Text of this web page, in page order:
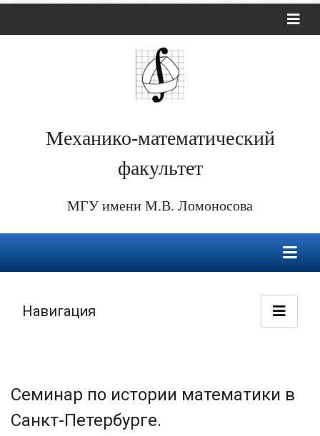
Механико-математический
факультет
МГУ имени М.В. Ломоносова
Навигация
Семинар по истории математики в
Санкт-Петербурге.